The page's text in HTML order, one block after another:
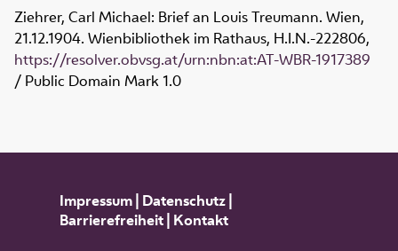
Ziehrer, Carl Michael: Brief an Louis Treumann. Wien,
21.12.1904. Wienbibliothek im Rathaus, H.I.N.-222806,
https://resolver.obvsg.at/urn:nbn:at:AT-WBR-1917389
/ Public Domain Mark 1.0
Impressum| Datenschutz|
Barrierefreiheit| Kontakt